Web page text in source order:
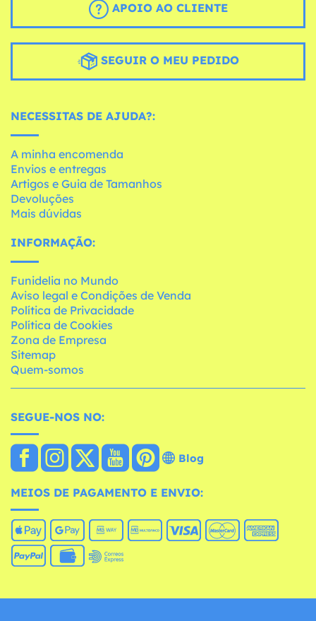
APOIO AO CLIENTE
SEGUIR O MEU PEDIDO
NECESSITAS DE AJUDA?:
A minha encomenda
Envios e entregas
Artigos e Guia de Tamanhos
Devoluções
Mais dúvidas
INFORMAÇÃO:
Funidelia no Mundo
Aviso legal e Condições de Venda
Política de Privacidade
Política de Cookies
Zona de Empresa
Sitemap
Quem-somos
SEGUE-NOS NO:
Blog
MEIOS DE PAGAMENTO E ENVIO: